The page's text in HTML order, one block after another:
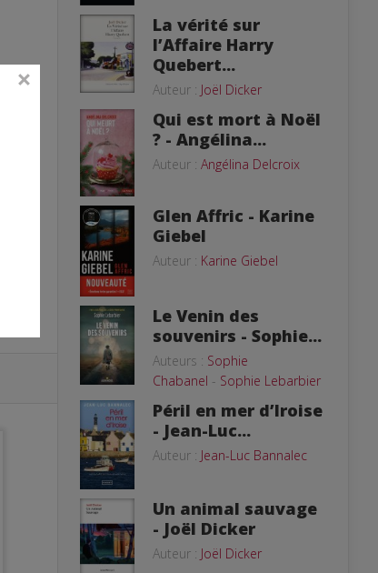
La vérité sur
l’Affaire Harry
Quebert...
Auteur : Joël Dicker
Qui est mort à Noël
? - Angélina...
Auteur : Angélina Delcroix
Glen Affric - Karine
Giebel
Auteur : Karine Giebel
Le Venin des
souvenirs - Sophie...
Auteurs : Sophie
Chabanel - Sophie Lebarbier
Péril en mer d’Iroise
- Jean-Luc...
Auteur : Jean-Luc Bannalec
Un animal sauvage
- Joël Dicker
Auteur : Joël Dicker